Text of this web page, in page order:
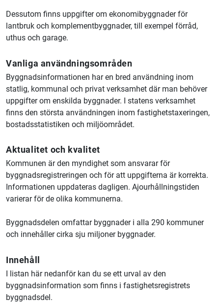
Dessutom finns uppgifter om ekonomibyggnader för
lantbruk och komplementbyggnader, till exempel förråd,
uthus och garage.
Vanliga användningsområden
Byggnadsinformationen har en bred användning inom
statlig, kommunal och privat verksamhet där man behöver
uppgifter om enskilda byggnader. I statens verksamhet
finns den största användningen inom fastighetstaxeringen,
bostadsstatistiken och miljöområdet.
Aktualitet och kvalitet
Kommunen är den myndighet som ansvarar för
byggnadsregistreringen och för att uppgifterna är korrekta.
Informationen uppdateras dagligen. Ajourhållningstiden
varierar för de olika kommunerna.
Byggnadsdelen omfattar byggnader i alla 290 kommuner
och innehåller cirka sju miljoner byggnader.
Innehåll
I listan här nedanför kan du se ett urval av den
byggnadsinformation som finns i fastighetsregistrets
byggnadsdel.